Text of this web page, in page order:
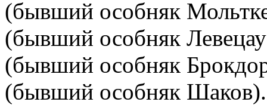
(бывший особняк
(бывший особняк
(бывший особняк
(бывший особняк Шаков).